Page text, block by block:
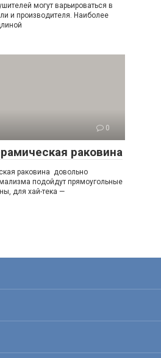
могут варьироваться в
и производителя. Наиболее
0
раковина
раковина довольно
подойдут прямоугольные
для хай-тека —